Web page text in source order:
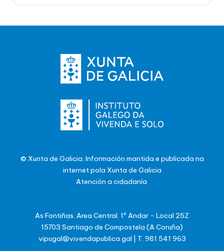
© Xunta de Galicia. Información mantida e publicada na
internet pola Xunta de Galicia
Atención a cidadanía
As Fontiñas. Area Central. 1º Andar - Local 25Z
15703 Santiago de Compostela (A Coruña)
vipugal@vivendapublica.gal
T. 981 541 963